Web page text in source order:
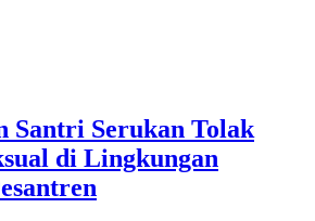
Santri Serukan Tolak
di Lingkungan